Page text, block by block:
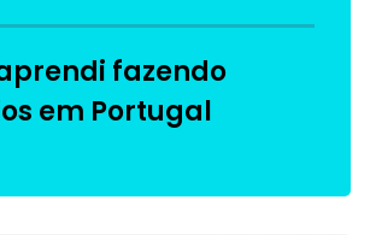
fazendo
em Portugal